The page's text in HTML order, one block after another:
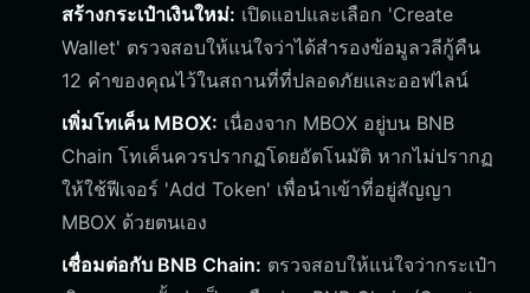
สร้างกระเป๋าเงินใหม่: เปิดแอปและเลือก 'Create
Wallet' ตรวจสอบให้แน่ใจว่าได้สำรองข้อมูลวลีกู้คืน
12 คำของคุณไว้ในสถานที่ที่ปลอดภัยและออฟไลน์
เพิ่มโทเค็น MBOX: เนื่องจาก MBOX อยู่บน BNB
Chain โทเค็นควรปรากฏโดยอัตโนมัติ หากไม่ปรากฏ
ให้ใช้ฟีเจอร์ 'Add Token' เพื่อนำเข้าที่อยู่สัญญา
MBOX ด้วยตนเอง
เชื่อมต่อกับ BNB Chain: ตรวจสอบให้แน่ใจว่ากระเป๋า